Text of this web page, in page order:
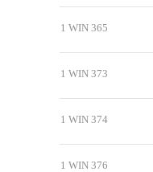
1 WIN 365
1 WIN 373
1 WIN 374
1 WIN 376